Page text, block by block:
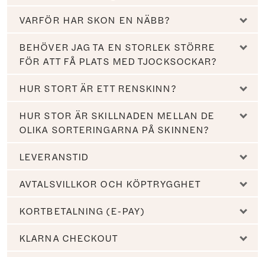
VARFÖR HAR SKON EN NÄBB?
BEHÖVER JAG TA EN STORLEK STÖRRE
FÖR ATT FÅ PLATS MED TJOCKSOCKAR?
HUR STORT ÄR ETT RENSKINN?
HUR STOR ÄR SKILLNADEN MELLAN DE
OLIKA SORTERINGARNA PÅ SKINNEN?
LEVERANSTID
AVTALSVILLKOR OCH KÖPTRYGGHET
KORTBETALNING (E-PAY)
KLARNA CHECKOUT